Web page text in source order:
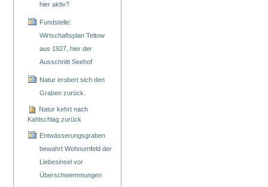
hier aktiv?
Fundstelle:
Wirtschaftsplan Teltow
aus 1927, hier der
Ausschnitt Seehof
Natur erobert sich den
Graben zurück.
Natur kehrt nach
Kahlschlag zurück
Entwässerungsgraben
bewahrt Wohnumfeld der
Liebesinsel vor
Überschwemmungen